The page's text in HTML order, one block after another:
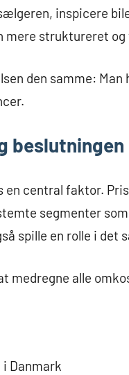
inspicere
mere struktureret
den samme:
beslutningen
en central faktor.
segmenter
spille en rolle i det
medregne alle
Danmark